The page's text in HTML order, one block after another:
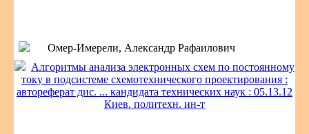
Омер-Имерели, Александр Рафаилович
Алгоритмы анализа электронных схем по постоянному
току в подсистеме схемотехнического проектирования :
автореферат дис. ... кандидата технических наук : 05.13.12
Киев. политехн. ин-т